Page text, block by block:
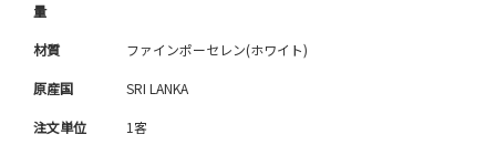
量
材質 ファインポーセレン(ホワイト)
原産国 SRI LANKA
注文単位 1客